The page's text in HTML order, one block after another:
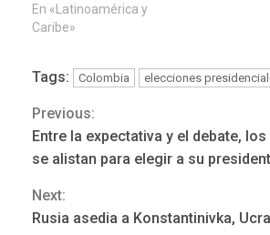
En «Latinoamérica y
Caribe»
Tags: Colombia elecciones
Continue
Reading
Previous:
Entre la expectativa y el debate,
se alistan para elegir a su
Next:
Rusia asedia a Konstantinivka,
DESTACADOS
Gobierno
regional nos
desde el
asegura